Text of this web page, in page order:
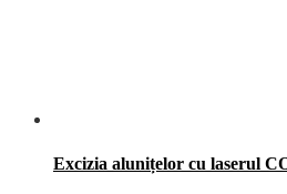
Excizia alunițelor cu laserul